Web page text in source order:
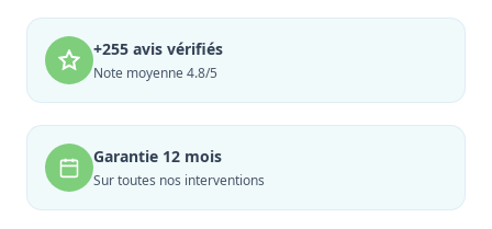
+255 avis vérifiés
Note moyenne 4.8/5
Garantie 12 mois
Sur toutes nos interventions